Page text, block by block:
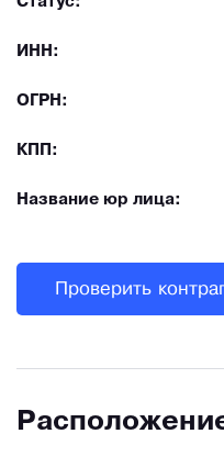
ИНН:
ОГРН:
КПП:
Название юр лица:
Проверить